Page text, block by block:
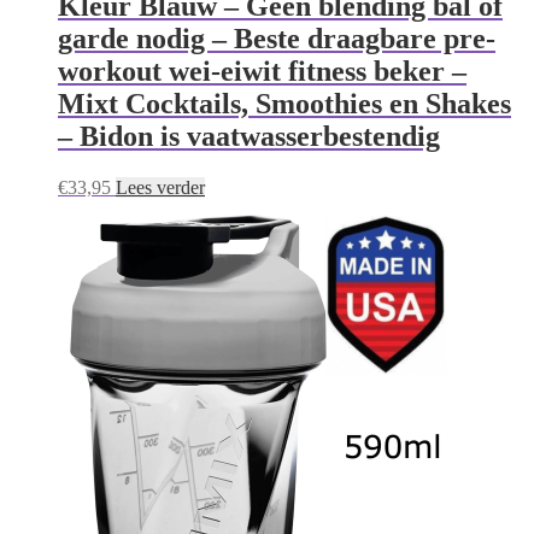
garde nodig – Beste draagbare pre-
workout wei-eiwit fitness beker –
Mixt Cocktails, Smoothies en Shakes
– Bidon is vaatwasserbestendig
€33,95 Lees verder